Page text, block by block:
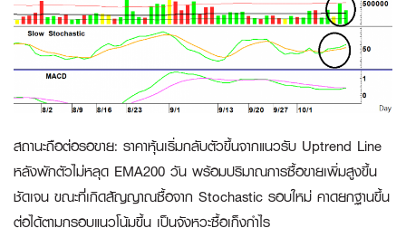
สถานะถือต่อรอขาย: ราคาหุ้นเริ่มกลับตัวขึ้นจากแนวรับ Uptrend Line
หลังพักตัวไม่หลุด EMA200 วัน พร้อมปริมาณการซื้อขายเพิ่มสูงขึ้น
ชัดเจน ขณะที่เกิดสัญญาณซื้อจาก Stochastic รอบใหม่ คาดยกฐานขึ้น
ต่อได้ตามกรอบแนวโน้มขึ้น เป็นจังหวะซื้อเก็งกำไร